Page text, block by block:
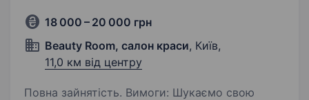
18 000 – 20 000 грн
Beauty Room, салон краси, Київ,
11,0 км від центру
Повна зайнятість. Вимоги: Шукаємо свою